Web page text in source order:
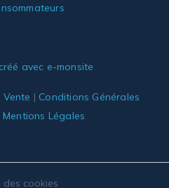
avec e-monsite
| Conditions Générales
Mentions Légales
des cookies